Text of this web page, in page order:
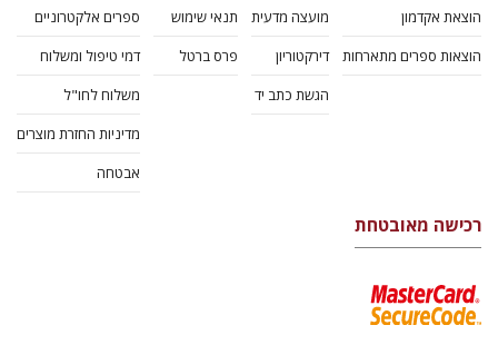
הוצאת אקדמון
הוצאות ספרים מתארחות
מועצה מדעית
דירקטוריון
הגשת כתב יד
תנאי שימוש
פרס ברטל
ספרים אלקטרוניים
דמי טיפול ומשלוח
משלוח לחו"ל
מדיניות החזרת מוצרים
אבטחה
רכישה מאובטחת